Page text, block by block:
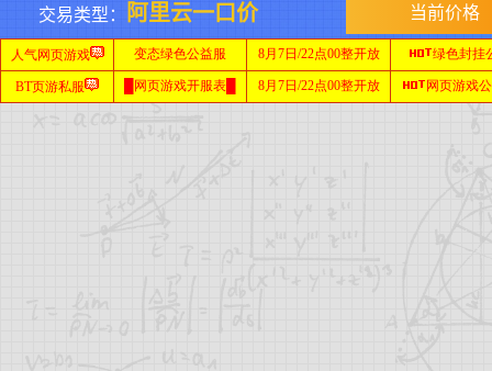
交易类型： 阿里云一口价 当前价格